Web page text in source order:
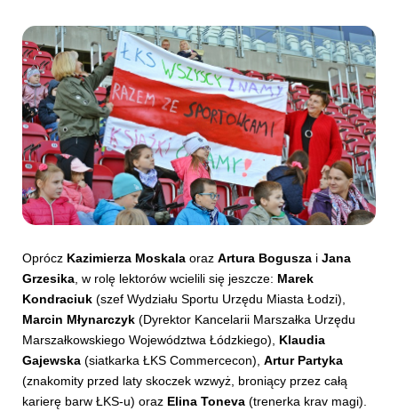
Oprócz Kazimierza Moskala oraz Artura Bogusza i Jana
Grzesika, w rolę lektorów wcielili się jeszcze: Marek
Kondraciuk (szef Wydziału Sportu Urzędu Miasta Łodzi),
Marcin Młynarczyk (Dyrektor Kancelarii Marszałka Urzędu
Marszałkowskiego Województwa Łódzkiego), Klaudia
Gajewska (siatkarka ŁKS Commercecon), Artur Partyka
(znakomity przed laty skoczek wzwyż, broniący przez całą
karierę barw ŁKS-u) oraz Elina Toneva (trenerka krav magi).